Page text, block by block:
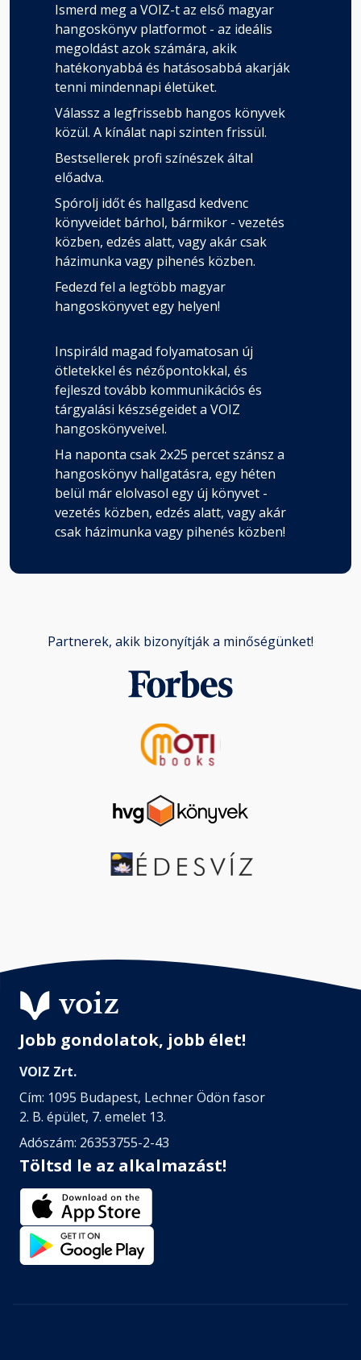
Ismerd meg a VOIZ-t az első magyar
hangoskönyv platformot - az ideális
megoldást azok számára, akik
hatékonyabbá és hatásosabbá akarják
tenni mindennapi életüket.
Válassz a legfrissebb hangos könyvek
közül. A kínálat napi szinten frissül.
Bestsellerek profi színészek által
előadva.
Spórolj időt és hallgasd kedvenc
könyveidet bárhol, bármikor - vezetés
közben, edzés alatt, vagy akár csak
házimunka vagy pihenés közben.
Fedezd fel a legtöbb magyar
hangoskönyvet egy helyen!
Inspiráld magad folyamatosan új
ötletekkel és nézőpontokkal, és
fejleszd tovább kommunikációs és
tárgyalási készségeidet a VOIZ
hangoskönyveivel.
Ha naponta csak 2x25 percet szánsz a
hangoskönyv hallgatásra, egy héten
belül már elolvasol egy új könyvet -
vezetés közben, edzés alatt, vagy akár
csak házimunka vagy pihenés közben!
Partnerek, akik bizonyítják a minőségünket!
Jobb gondolatok, jobb élet!
VOIZ Zrt.
Cím: 1095 Budapest, Lechner Ödön fasor
2. B. épület, 7. emelet 13.
Adószám: 26353755-2-43
Töltsd le az alkalmazást!